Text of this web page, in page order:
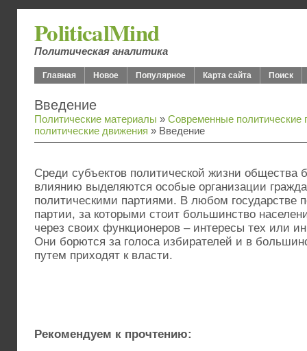
PoliticalMind
Политическая аналитика
Главная Новое Популярное Карта сайта Поиск
Введение
Политические материалы » Современные политические
политические движения » Введение
Среди субъектов политической жизни общества
влиянию выделяются особые организации
политическими партиями. В любом государстве
партии, за которыми стоит большинство
через своих функционеров – интересы тех или
Они борются за голоса избирателей и в
путем приходят к власти.
Рекомендуем к прочтению: